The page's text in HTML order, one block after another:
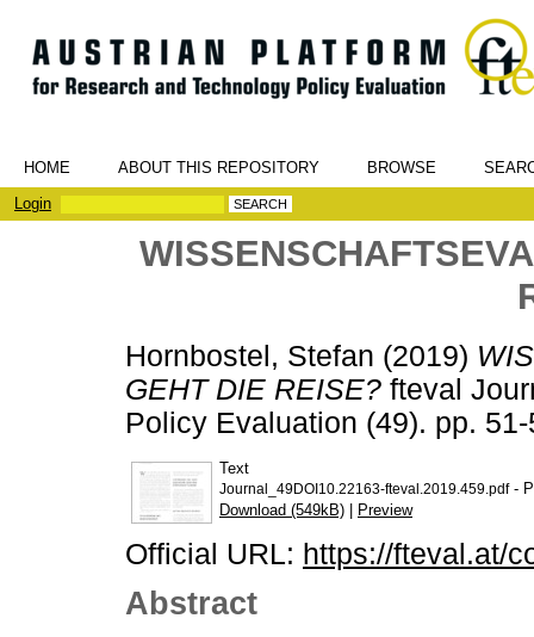
HOME ABOUT THIS REPOSITORY BROWSE
Login
Hornbostel, Stefan (2019)
GEHT DIE REISE? fteval
Policy Evaluation (49). pp.
Text
Journal_49DOI10.22163-fteval.2019.459.pdf-
Download (549kB) | Preview
Official URL: https://fteval.at/
Abstract